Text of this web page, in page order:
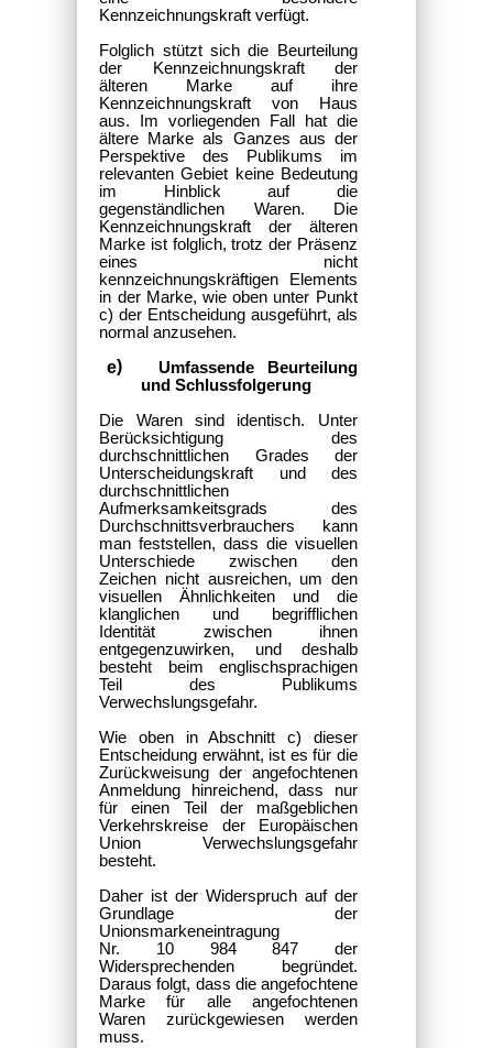
Kennzeichnungskraft verfügt.
Folglich stützt sich die Beurteilung
der Kennzeichnungskraft der
älteren Marke auf ihre
Kennzeichnungskraft von Haus
aus. Im vorliegenden Fall hat die
ältere Marke als Ganzes aus der
Perspektive des Publikums im
relevanten Gebiet keine Bedeutung
im Hinblick auf die
gegenständlichen Waren. Die
Kennzeichnungskraft der älteren
Marke ist folglich, trotz der Präsenz
eines nicht
kennzeichnungskräftigen
Elements
in der Marke, wie oben unter Punkt
c) der Entscheidung ausgeführt, als
normal anzusehen.
Umfassende Beurteilung
und Schlussfolgerung
Die Waren sind identisch. Unter
Berücksichtigung des
durchschnittlichen Grades der
Unterscheidungskraft und des
durchschnittlichen
Aufmerksamkeitsgrads des
Durchschnittsverbrauchers kann
man feststellen, dass die visuellen
Unterschiede zwischen den
Zeichen nicht ausreichen, um den
visuellen Ähnlichkeiten und die
klanglichen und begrifflichen
Identität zwischen ihnen
entgegenzuwirken, und deshalb
besteht beim englischsprachigen
Teil des Publikums
Verwechslungsgefahr.
Wie oben in Abschnitt c) dieser
Entscheidung erwähnt, ist es für die
Zurückweisung der angefochtenen
Anmeldung hinreichend, dass nur
für einen Teil der maßgeblichen
Verkehrskreise der Europäischen
Union Verwechslungsgefahr
besteht.
Daher ist der Widerspruch auf der
Grundlage der
Unionsmarkeneintragung
Nr. 10 984 847 der
Widersprechenden begründet.
Daraus folgt, dass die angefochtene
Marke für alle angefochtenen
Waren zurückgewiesen werden
muss.